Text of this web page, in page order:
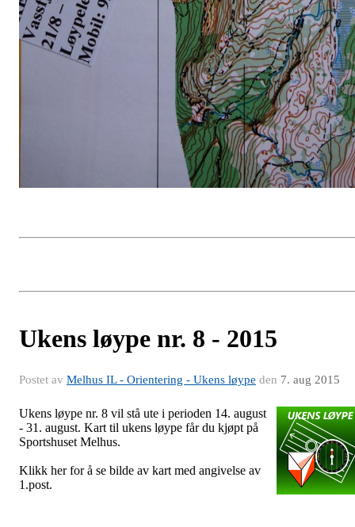
Ukens løype nr. 8 - 2015
Postet av Melhus IL - Orientering - Ukens løype den 7. aug 2015
Ukens løype nr. 8 vil stå ute i perioden 14. august
- 31. august. Kart til ukens løype får du kjøpt på
Sportshuset Melhus.
Klikk her for å se bilde av kart med angivelse av
1.post.